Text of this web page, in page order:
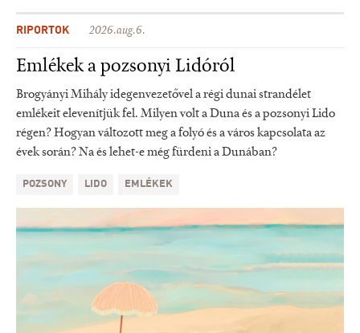
RIPORTOK 2026.aug.6.
Emlékek a pozsonyi Lidóról
Brogyányi Mihály idegenvezetővel a régi dunai strandélet
emlékeit elevenítjük fel. Milyen volt a Duna és a pozsonyi Lido
régen? Hogyan változott meg a folyó és a város kapcsolata az
évek során? Na és lehet-e még fürdeni a Dunában?
POZSONY LIDO EMLÉKEK